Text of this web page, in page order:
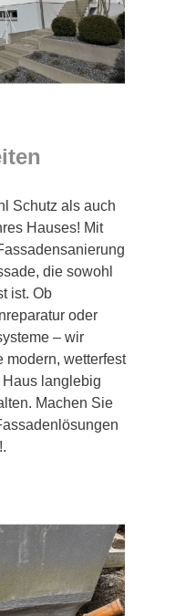
Schutz als auch
Hauses! Mit
die sowohl
ist. Ob
oder
– wir
modern, wetterfest
langlebig
Machen Sie